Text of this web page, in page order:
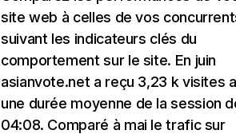
site web à celles de vos
suivant les indicateurs clés du
comportement sur le site. En juin
asianvote.net a reçu 3,23 k visites
une durée moyenne de la session
04:08. Comparé à mai le trafic sur